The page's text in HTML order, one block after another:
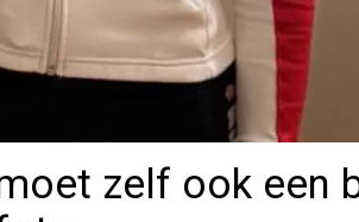
zelf ook een